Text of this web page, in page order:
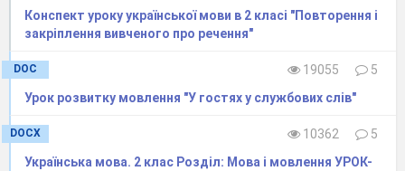
Конспект уроку української мови в 2 класі "Повторення і
закріплення вивченого про речення"
DOC 19055
5
Урок розвитку мовлення "У гостях у службових слів"
DOCX 10362
5
Українська мова. 2 клас Розділ: Мова і мовлення УРОК-